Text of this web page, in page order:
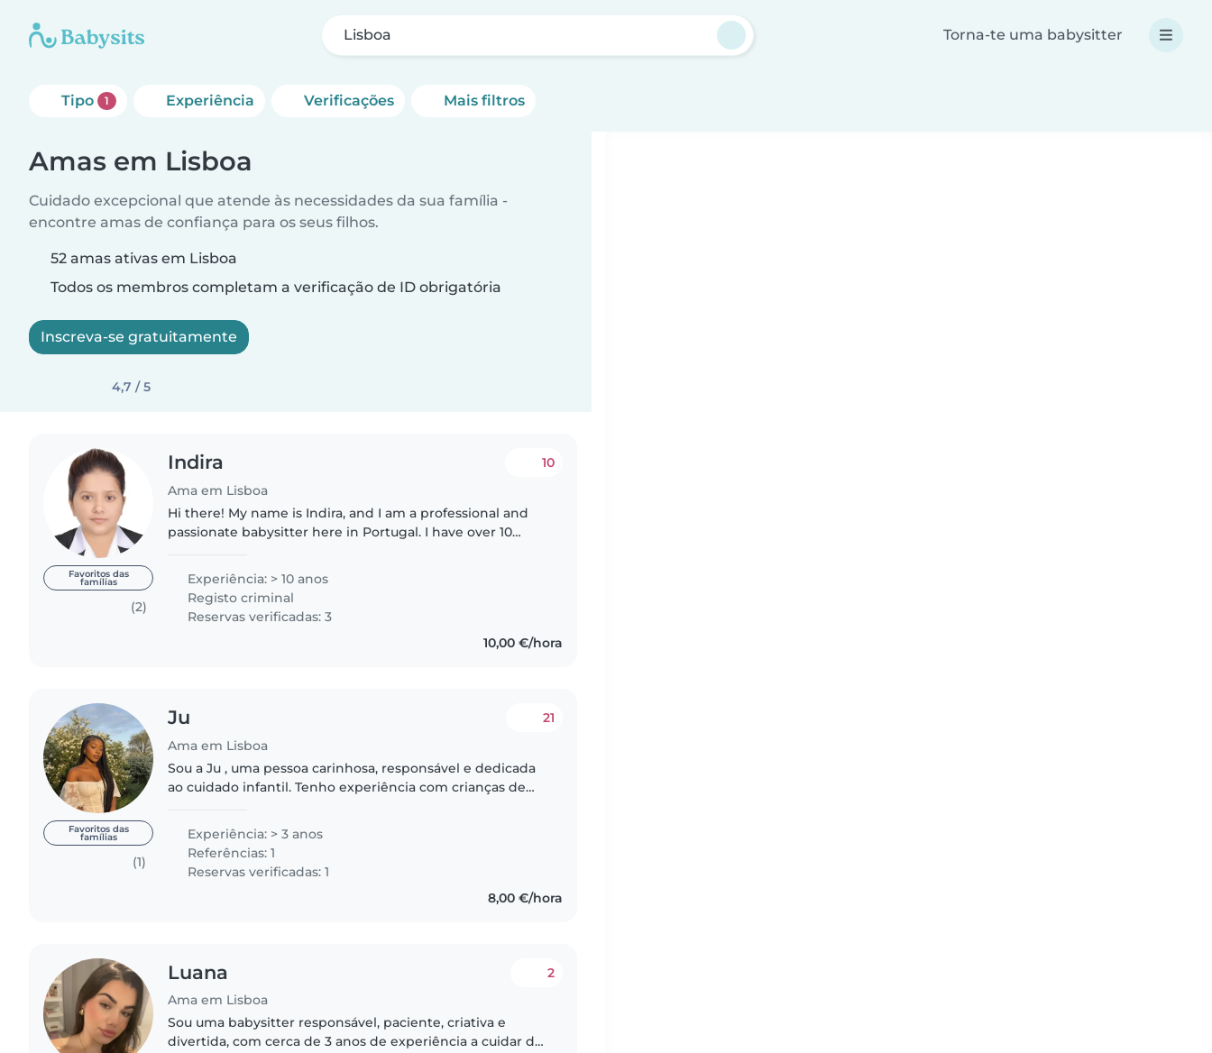
Lisboa Torna-te uma babysitter
Tipo 1 Experiência Verificações Mais filtros
Amas em Lisboa
Cuidado excepcional que atende às necessidades da sua família -
encontre amas de confiança para os seus filhos.
52 amas ativas em Lisboa
Todos os membros completam a verificação de ID obrigatória
Inscreva-se gratuitamente
4,7 / 5
Favoritos das
famílias
(2)
Indira
Ama em Lisboa
10
Hi there! My name is Indira, and I am a professional and
passionate babysitter here in Portugal. I have over 10
Nepal, Dubai,..
Experiência: > 10 anos
Registo criminal
Reservas verificadas: 3
10,00 €/hora
Favoritos das
famílias
(1)
Ju
Ama em Lisboa
21
Sou a Ju , uma pessoa carinhosa, responsável e dedicada
ao cuidado infantil. Tenho experiência com crianças de
Experiência: > 3 anos
Referências: 1
Reservas verificadas: 1
8,00 €/hora
Luana
Ama em Lisboa
2
Sou uma babysitter responsável, paciente, criativa e
divertida, com cerca de 3 anos de experiência a cuidar de